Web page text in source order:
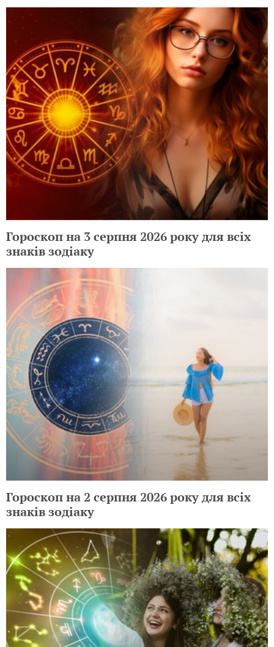
Гороскоп на 3 серпня 2026 року для всіх
знаків зодіаку
Гороскоп на 2 серпня 2026 року для всіх
знаків зодіаку